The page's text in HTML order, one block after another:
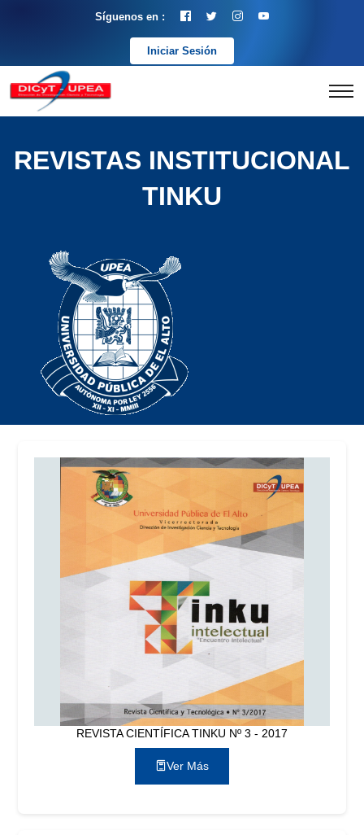
Síguenos en :
Iniciar Sesión
REVISTAS INSTITUCIONAL
TINKU
REVISTA CIENTÍFICA TINKU Nº 3 - 2017
Ver Más